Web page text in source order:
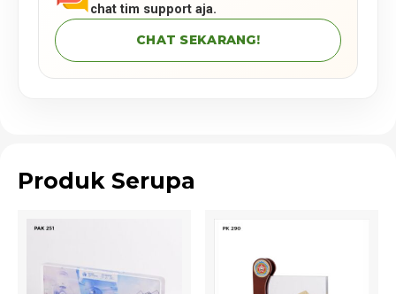
chat tim support aja.
CHAT SEKARANG!
Produk Serupa